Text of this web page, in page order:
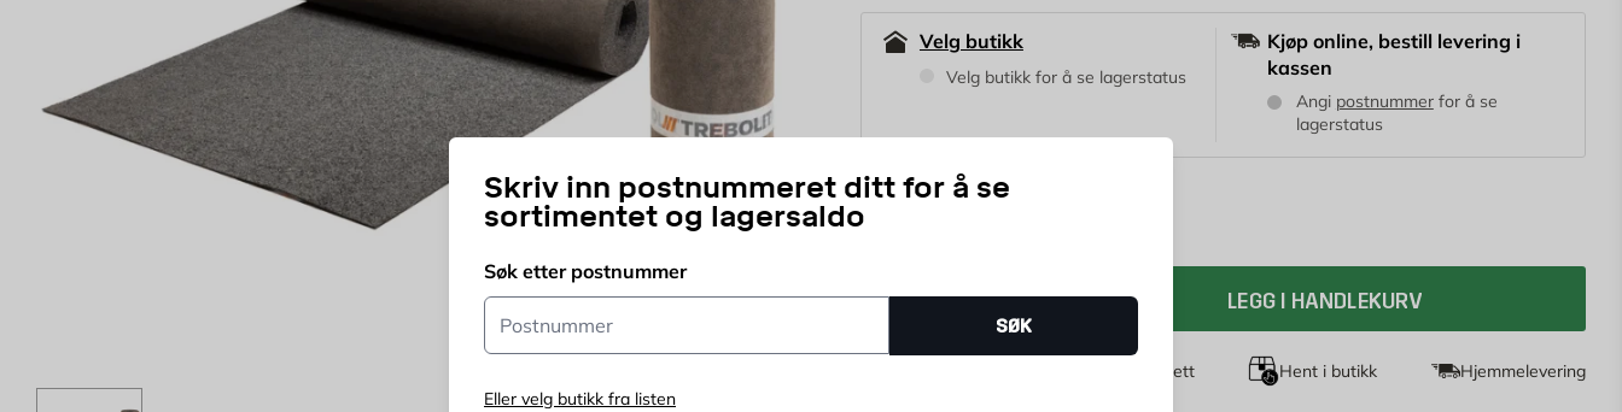
Skriv inn postnummeret ditt for å se
sortimentet og lagersaldo
Søk etter postnummer
Postnummer
SØK
Eller velg butikk fra listen
Velg butikk
Velg butikk for å se lagerstatus
Kjøp online, bestill levering i
kassen
Angi postnummerfor å se
lagerstatus
629
LEGG I HANDLEKURV
365 dagers returrett Hent i butikk Hjemmelevering